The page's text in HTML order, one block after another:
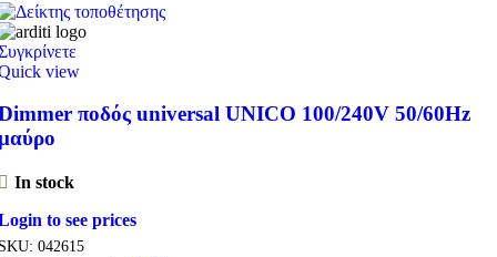
view
ποδός universal UNICO 100/240V 50/60Hz
In stock
to see prices
042615